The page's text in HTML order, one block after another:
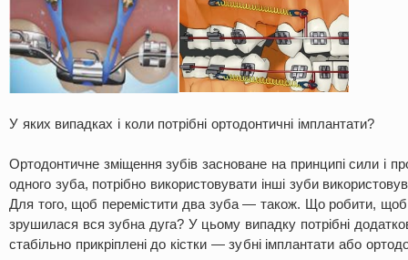
У яких випадках і коли потрібні ортодонтичні імплантати?
Ортодонтичне зміщення зубів засноване на принципі сили і
одного зуба, потрібно використовувати інші зуби
Для того, щоб перемістити два зуба — також. Що робити,
зрушилася вся зубна дуга? У цьому випадку потрібні
стабільно прикріплені до кістки — зубні імплантати або